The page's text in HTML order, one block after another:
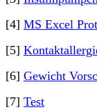
[4] MS Excel
[5]
[6] Gewicht
[7] Test